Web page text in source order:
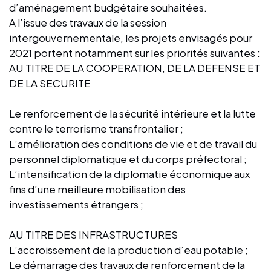
d’aménagement budgétaire souhaitées.
A l’issue des travaux de la session
intergouvernementale, les projets envisagés pour
2021 portent notamment sur les priorités suivantes :
AU TITRE DE LA COOPERATION, DE LA DEFENSE ET
DE LA SECURITE
Le renforcement de la sécurité intérieure et la lutte
contre le terrorisme transfrontalier ;
L’amélioration des conditions de vie et de travail du
personnel diplomatique et du corps préfectoral ;
L’intensification de la diplomatie économique aux
fins d’une meilleure mobilisation des
investissements étrangers ;
AU TITRE DES INFRASTRUCTURES
L’accroissement de la production d’eau potable ;
Le démarrage des travaux de renforcement de la